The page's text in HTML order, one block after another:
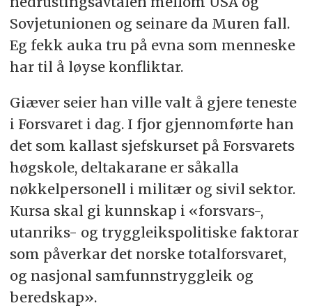
Sovjetunionen og seinare da Muren fall.
Eg fekk auka tru på evna som menneske
har til å løyse konfliktar.
Giæver seier han ville valt å gjere teneste
i Forsvaret i dag. I fjor gjennomførte han
det som kallast sjefskurset på Forsvarets
høgskole, deltakarane er såkalla
nøkkelpersonell i militær og sivil sektor.
Kursa skal gi kunnskap i «forsvars-,
utanriks- og tryggleikspolitiske faktorar
som påverkar det norske totalforsvaret,
og nasjonal samfunnstryggleik og
beredskap».